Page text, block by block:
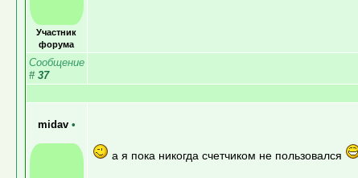
Участник
форума
Сообщение
# 37
midav •
а я пока никогда счетчиком не пользовался